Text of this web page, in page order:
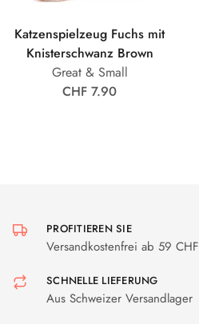
Katzenspielzeug Fuchs mit
Knisterschwanz Brown
Great & Small
CHF 7.90
PROFITIEREN SIE
Versandkostenfrei ab 59 CHF
SCHNELLE LIEFERUNG
Aus Schweizer Versandlager